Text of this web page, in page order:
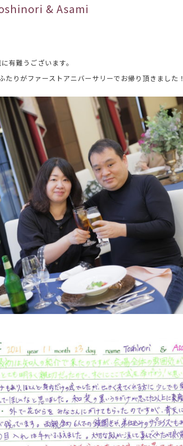
& Asami
有難うございます。
りがファーストアニバーサリーでお帰り頂きました！